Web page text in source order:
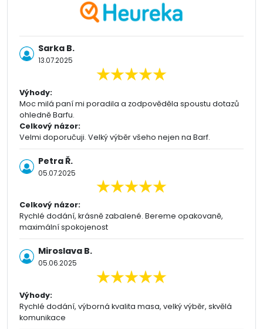
Sarka B.
13.07.2025
Výhody:
Moc milá paní mi poradila a zodpověděla spoustu dotazů
ohledně Barfu.
Celkový názor:
Velmi doporučuji. Velký výběr všeho nejen na Barf.
Petra Ř.
05.07.2025
Celkový názor:
Rychlé dodání, krásně zabalené. Bereme opakovaně,
maximální spokojenost
Miroslava B.
05.06.2025
Výhody:
Rychlé dodání, výborná kvalita masa, velký výběr, skvělá
komunikace